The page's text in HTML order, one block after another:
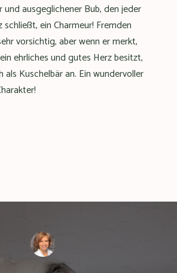
und ausgeglichener Bub, den jeder
ein Charmeur! Fremden
vorsichtig, aber wenn er merkt,
ehrliches und gutes Herz besitzt,
Kuschelbär an. Ein wundervoller